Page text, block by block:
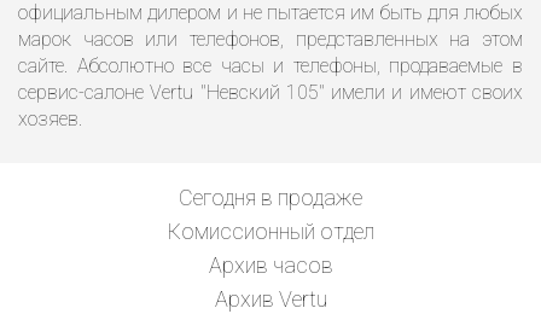
официальным дилером и не пытается им быть для любых
марок часов или телефонов, представленных на этом
сайте. Абсолютно все часы и телефоны, продаваемые в
сервис-салоне Vertu "Невский 105" имели и имеют своих
хозяев.
Сегодня в продаже
Комиссионный отдел
Архив часов
Архив Vertu